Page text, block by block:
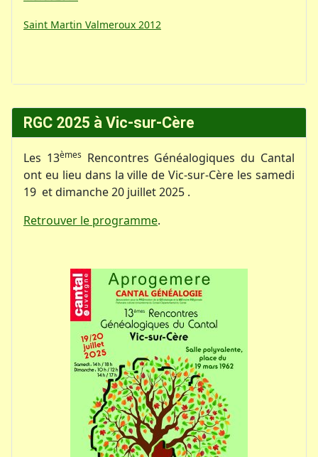
RGC 2025 à Vic-sur-Cère
Les 13èmes Rencontres Généalogiques du Cantal
ont eu lieu dans la ville de Vic-sur-Cère les samedi
19 et dimanche 20 juillet 2025 .
Retrouver le programme.
Saint Martin Valmeroux 2012